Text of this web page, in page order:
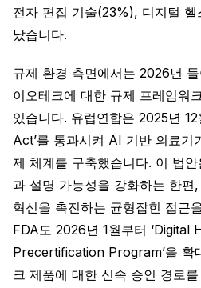
전자 편집 기술(23%), 디지털
났습니다.
규제 환경 측면에서는 2026년
이오테크에 대한 규제 프레임워
있습니다. 유럽연합은 2025년
Act’를 통과시켜 AI 기반 의료기
제 체계를 구축했습니다. 이 법
과 설명 가능성을 강화하는 한편
혁신을 촉진하는 균형잡힌 접근
FDA도 2026년 1월부터 ‘Digital
Precertification Program’을 확
크 제품에 대한 신속 승인 경로